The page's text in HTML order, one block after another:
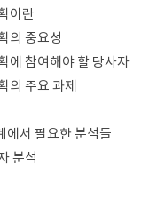
이란
의 중요성
에 참여해야 할 당사자
의 주요 과제
에서 필요한 분석들
분석